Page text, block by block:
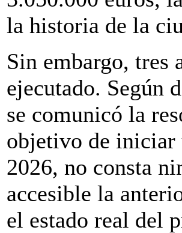
la historia de la
Sin embargo, tres
ejecutado. Según
se comunicó la
objetivo de iniciar
2026, no consta
accesible la
el estado real del